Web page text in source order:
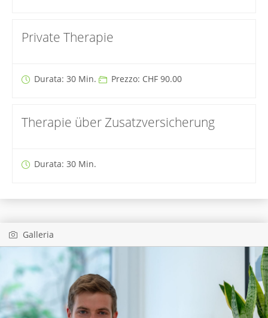
Private Therapie
Durata: 30 Min. Prezzo: CHF 90.00
Therapie über Zusatzversicherung
Durata: 30 Min.
Galleria